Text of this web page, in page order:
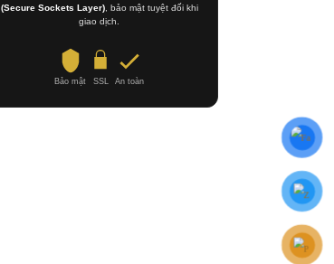
(Secure Sockets Layer), bảo mật tuyệt đối khi
giao dịch.
Bảo mật SSL An toàn